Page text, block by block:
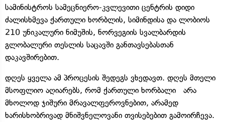
სამინისტროს სამეცნიერო-კვლევითი ცენტრის დიდი
ძალისხმევა ქართული ხორბლის, სიმინდისა და ლობიოს
210 უნიკალური ნიმუშის, ნორვეგიის სვალბარდის
გლობალური თესლის საცავში განთავსებასთან
დაკავშირებით.
დღეს ყველა ამ პროცესის შედეგს ვხედავთ. დღეს მთელი
მსოფლიო აღიარებს, რომ ქართული ხორბალი არა
მხოლოდ ჯიშური მრავალფეროვნებით, არამედ
ხარისხობრივად მნიშვნელოვანი თვისებებით გამოირჩევა.